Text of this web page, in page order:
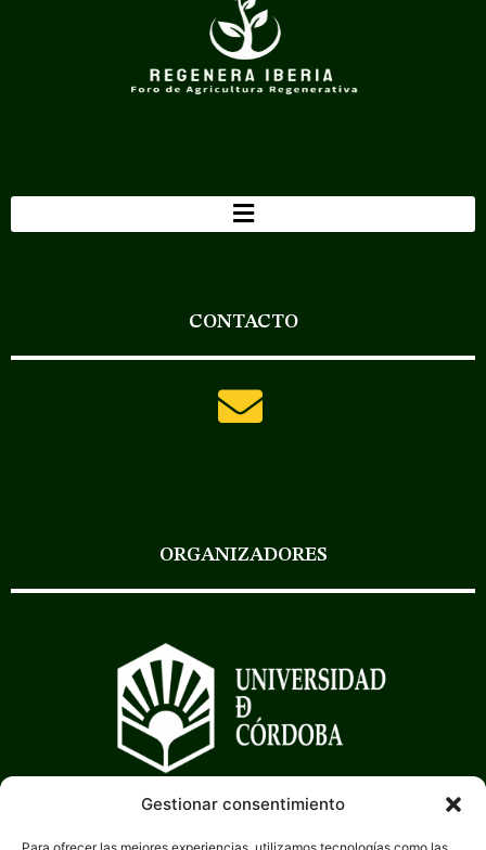
Gestionar consentimiento
CONTACTO
ORGANIZADORES